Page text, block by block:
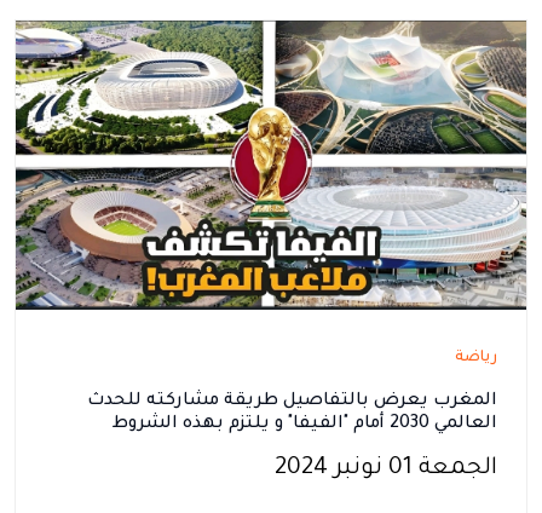
رياضة
المغرب يعرض بالتفاصيل طريقة مشاركته للحدث
العالمي 2030 أمام "الفيفا" و يلتزم بهذه الشروط
الجمعة 01 نونبر 2024